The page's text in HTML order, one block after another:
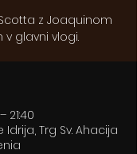
z Joaquinom
v glavni vlogi.
21:40
Trg Sv. Ahacija